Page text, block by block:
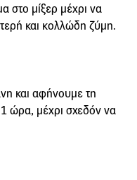
στο μίξερ μέχρι να
και κολλώδη ζύμη.
και αφήνουμε τη
ώρα, μέχρι σχεδόν να